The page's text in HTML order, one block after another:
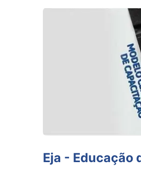
Eja - Educação